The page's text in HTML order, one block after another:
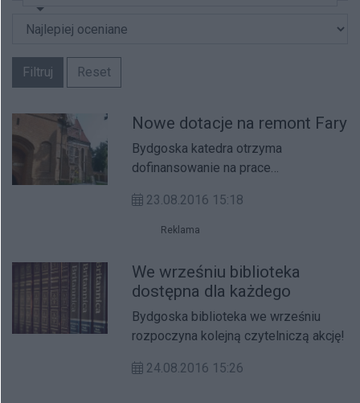
Filtruj Reset
Nowe dotacje na remont Fary
Bydgoska katedra otrzyma
dofinansowanie na prace
remontem organów.
23.08.2016 15:18
Reklama
We wrześniu biblioteka
dostępna dla każdego
Bydgoska biblioteka we wrześniu
rozpoczyna kolejną czytelniczą akcję!
24.08.2016 15:26